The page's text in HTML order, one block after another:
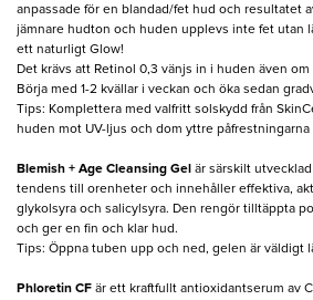
anpassade för en blandad/fet hud och resultatet
jämnare hudton och huden upplevs inte fet utan
ett naturligt Glow!
Det krävs att Retinol 0,3 vänjs in i huden även
Börja med 1-2 kvällar i veckan och öka sedan
Tips: Komplettera med valfritt solskydd från
huden mot UV-ljus och dom yttre
Blemish + Age Cleansing Gel är särskilt
tendens till orenheter och innehåller effektiva,
glykolsyra och salicylsyra. Den rengör tilltäppta
och ger en fin och klar hud.
Tips: Öppna tuben upp och ned, gelen är väldigt
Phloretin CF är ett kraftfullt antioxidantserum av